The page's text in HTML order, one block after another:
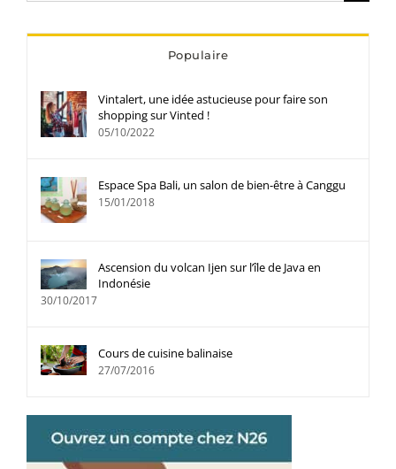
Populaire
Vintalert, une idée astucieuse pour faire son
shopping sur Vinted !
05/10/2022
Espace Spa Bali, un salon de bien-être à Canggu
15/01/2018
Ascension du volcan Ijen sur l’île de Java en
Indonésie
30/10/2017
Cours de cuisine balinaise
27/07/2016